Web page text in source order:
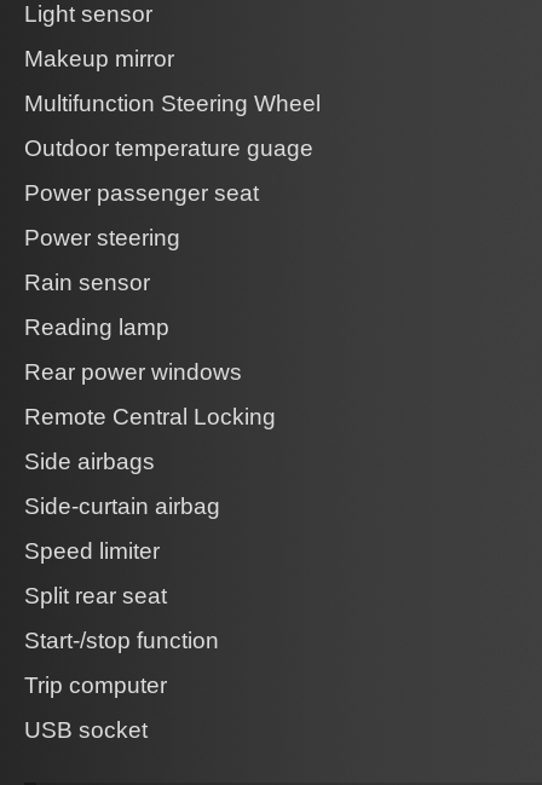
Light sensor
Makeup mirror
Multifunction Steering Wheel
Outdoor temperature guage
Power passenger seat
Power steering
Rain sensor
Reading lamp
Rear power windows
Remote Central Locking
Side airbags
Side-curtain airbag
Speed limiter
Split rear seat
Start-/stop function
Trip computer
USB socket